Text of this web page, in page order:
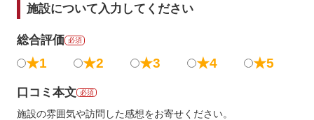
施設について入力してください
総合評価 必須
★1 ★2 ★3 ★4 ★5
口コミ本文 必須
施設の雰囲気や訪問した感想をお寄せください。